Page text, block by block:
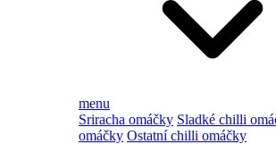
menu
Sriracha omáčky Sladké chilli
omáčky Ostatní chilli omáčky